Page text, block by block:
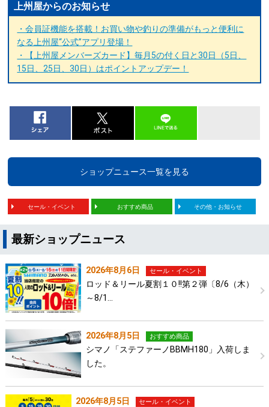
上州屋からのお知らせ
・会員証機能を搭載！お買い物や釣りの準備がもっと便利に
なる上州屋“公式”アプリ登場！
・【上州屋メンバーズカード】毎月5の付く日と30日（5日、
15日、25日、30日）はポイントアップデー！
ショップニュース一覧を見る
セール・イベント おすすめ商品 その他・お知らせ
最新ショップニュース
2026年8月6日 セール・イベント
ロッド＆リール夏割１０!!第２弾〔8/6（木）
～8/1…
2026年8月5日 おすすめ商品
シマノ「ステファーノBBMH180」入荷しま
した。
2026年8月5日 セール・イベント